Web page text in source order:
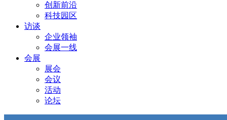
创新前沿
科技园区
访谈
企业领袖
会展一线
会展
展会
会议
活动
论坛